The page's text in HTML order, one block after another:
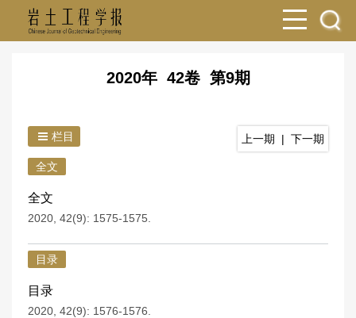
2020年 42卷 第9期
栏目 上一期 | 下一期
全文
全文
2020, 42(9): 1575-1575.
目录
目录
2020, 42(9): 1576-1576.